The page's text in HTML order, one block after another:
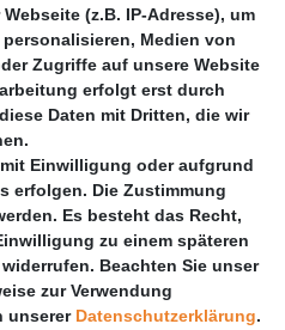
(z.B. IP-Adresse), um
Medien von
Zugriffe auf unsere Website
erfolgt erst durch
Daten mit Dritten, die wir
Einwilligung oder aufgrund
erfolgen. Die Zustimmung
Es besteht das Recht,
zu einem späteren
Beachten Sie unser
zur Verwendung
unserer Daten­schutz­erklärung.